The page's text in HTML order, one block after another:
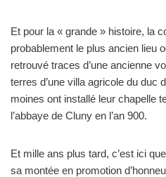
Et pour la « grande » histoire, la
probablement le plus ancien lieu
retrouvé traces d’une ancienne
terres d’une villa agricole du duc
moines ont installé leur chapelle
l’abbaye de Cluny en l’an 900.
Et mille ans plus tard, c’est ici
sa montée en promotion